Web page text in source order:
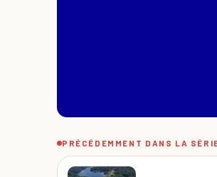
PRÉCÉDEMMENT DANS LA